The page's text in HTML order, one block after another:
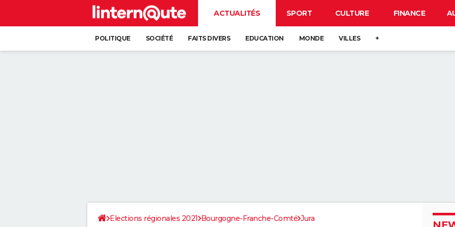
ACTUALITÉS SPORT CULTURE FINANCE
POLITIQUE SOCIÉTÉ FAITS DIVERS EDUCATION MONDE VILLES +
Elections régionales 2021 Bourgogne-Franche-Comté Jura